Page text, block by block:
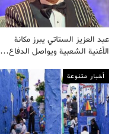
عبد العزيز الستاتي يبرز مكانة
الأغنية الشعبية ويواصل الدفاع…
أخبار متنوعة